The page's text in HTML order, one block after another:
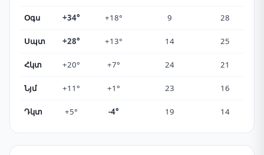
Օգս +34° +18° 9 28
Սպտ +28° +13° 14 25
Հկտ +20° +7° 24 21
Նյմ +11° +1° 23 16
Դկտ +5° -4° 19 14